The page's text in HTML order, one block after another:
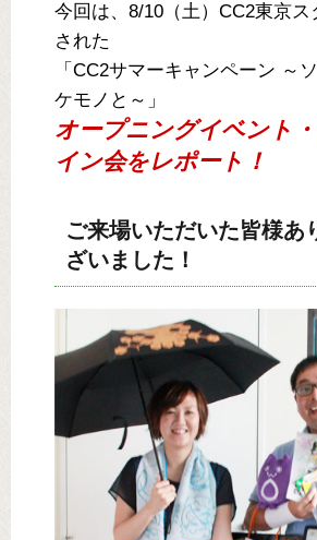
今回は、8/10（土）CC2東京ス
された
「CC2サマーキャンペーン ～
ケモノと～」
オープニングイベント
イン会をレポート！
ご来場いただいた皆様あ
ざいました！